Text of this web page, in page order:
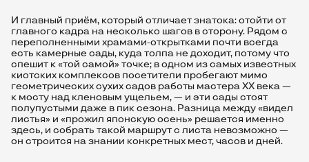
И главный приём, который отличает знатока: отойти от
главного кадра на несколько шагов в сторону. Рядом с
переполненными храмами-открытками почти всегда
есть камерные сады, куда толпа не доходит, потому что
спешит к «той самой» точке; в одном из самых известных
киотских комплексов посетители пробегают мимо
геометрических сухих садов работы мастера ХХ века —
к мосту над кленовым ущельем, — и эти сады стоят
полупустыми даже в пик сезона. Разница между «видел
листья» и «прожил японскую осень» решается именно
здесь, и собрать такой маршрут с листа невозможно —
он строится на знании конкретных мест, часов и дней.